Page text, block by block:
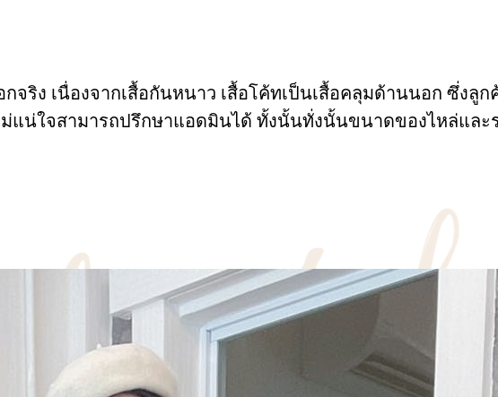
ริง เนื่องจากเสื้อกันหนาว เสื้อโค้ทเป็นเสื้อคลุมด้านนอก ซึ่งลูก
แน่ใจสามารถปรึกษาแอดมินได้ ทั้งนั้นทั่งนั้นขนาดของไหล่แล